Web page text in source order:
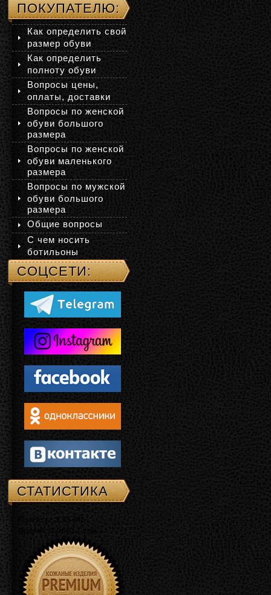
ПОКУПАТЕЛЮ:
Как определить свой
размер обуви
Как определить
полноту обуви
Вопросы цены,
оплаты, доставки
Вопросы по женской
обуви большого
размера
Вопросы по женской
обуви маленького
размера
Вопросы по мужской
обуви большого
размера
Общие вопросы
С чем носить
ботильоны
СОЦСЕТИ:
СТАТИСТИКА
Память: 3.75 Mb
Время: 0.06017 сек.